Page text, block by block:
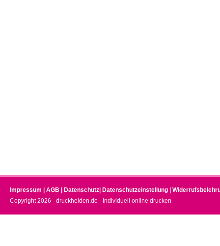
Impressum AGB Datenschutz Datenschutzeinstellung
Copyright 2026 - druckhelden.de - Individuell online drucken